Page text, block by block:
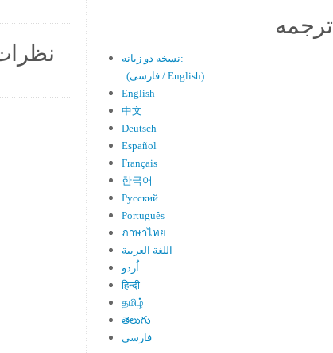
ترجمه
نسخه دو زبانه:
(فارسی / English)
English
中文
Deutsch
Español
Français
한국어
Русский
Português
ภาษาไทย
اللغة العربية
اُردو
हिन्दी
தமிழ்
తెలుగు
فارسی